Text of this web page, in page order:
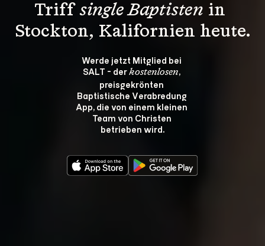
Triff single Baptisten in
Stockton, Kalifornien heute.
Werde jetzt Mitglied bei
SALT - der kostenlosen,
preisgekrönten
Baptistische Verabredung
App, die von einem kleinen
Team von Christen
betrieben wird.